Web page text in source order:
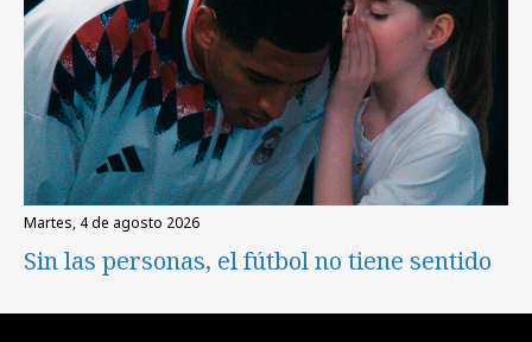
martes, 4 de agosto 2026
Sin las personas, el fútbol no tiene sentido